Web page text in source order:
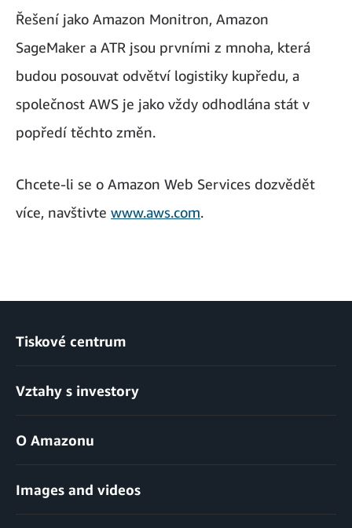
Řešení jako Amazon Monitron, Amazon
SageMaker a ATR jsou prvními z mnoha, která
budou posouvat odvětví logistiky kupředu, a
společnost AWS je jako vždy odhodlána stát v
popředí těchto změn.
Chcete-li se o Amazon Web Services dozvědět
více, navštivte www.aws.com.
Tiskové centrum
Vztahy s investory
O Amazonu
Images and videos